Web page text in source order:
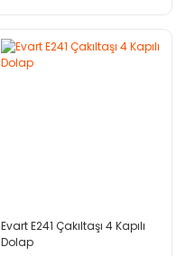
Evart E241 Çakıltaşı 4 Kapılı
Dolap